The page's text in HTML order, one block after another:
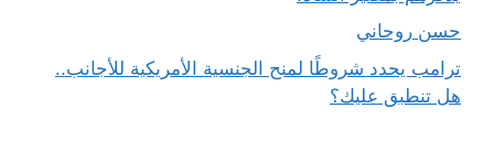
حسن روحاني
ترامب يحدد شروطًا لمنح الجنسية الأمريكية للأجانب..
هل تنطبق عليك؟